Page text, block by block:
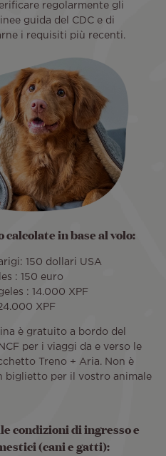
regolarmente gli
guida del CDC e di
i requisiti più recenti.
in base al volo:
150 dollari USA
: 150 euro
: 14.000 XPF
XPF
è gratuito a bordo del
per i viaggi da e verso le
Treno + Aria. Non è
biglietto per il vostro animale
condizioni di ingresso e
(cani e gatti):